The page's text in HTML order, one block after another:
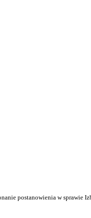
postanowienia w sprawie